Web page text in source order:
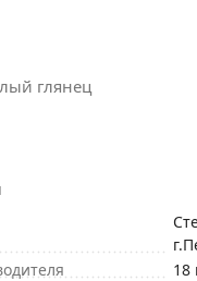
глянец
18